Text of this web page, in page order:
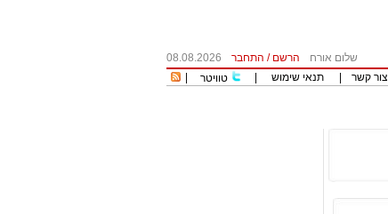
שלום אורח הרשם / התחבר
08.08.2026
צור קשר תנאי שימוש טוויטר